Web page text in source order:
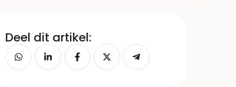
Deel dit artikel: